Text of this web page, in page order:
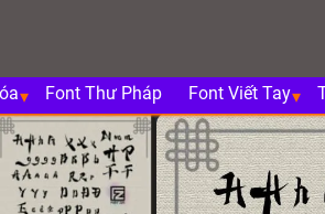
Font Thư Pháp Font Viết Tay